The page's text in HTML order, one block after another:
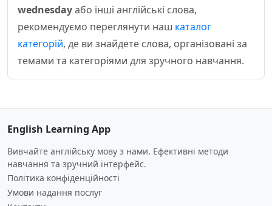
wednesdayабо інші англійські слова,
рекомендуємо переглянути наш каталог
категорій, де ви знайдете слова, організовані за
темами та категоріями для зручного навчання.
English Learning App
Вивчайте англійську мову з нами. Ефективні методи
навчання та зручний інтерфейс.
Політика конфіденційності
Умови надання послуг